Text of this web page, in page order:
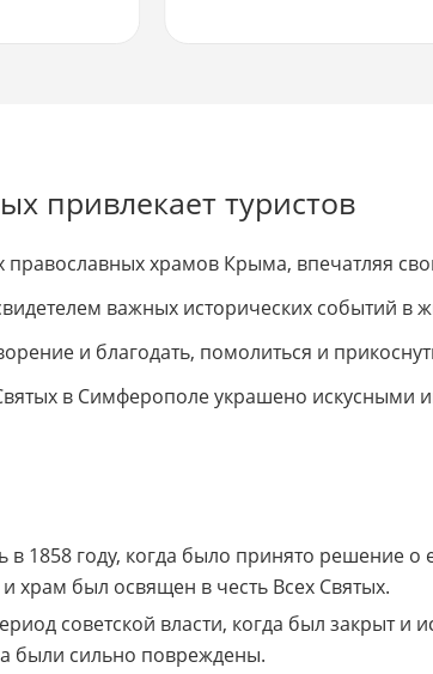
привлекает туристов
храмов Крыма, впечатляя
важных исторических событий
и благодать, помолиться и
в Симферополе украшено
1858 году, когда было принято решение о
храм был освящен в честь Всех Святых.
советской власти, когда был закрыт и
были сильно повреждены.